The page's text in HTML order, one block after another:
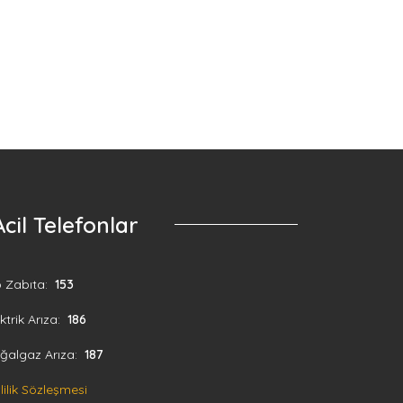
Telefonlar
Zabıta: 153
Arıza: 186
Arıza: 187
Sözleşmesi